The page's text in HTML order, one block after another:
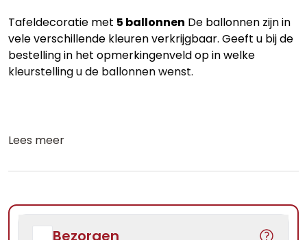
Tafeldecoratie met 5 ballonnen De ballonnen zijn in
vele verschillende kleuren verkrijgbaar. Geeft u bij de
bestelling in het opmerkingenveld op in welke
kleurstelling u de ballonnen wenst.
Lees meer
Bezorgen